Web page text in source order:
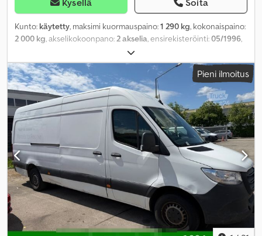
Kunto: käytetty, maksimi kuormauspaino:1 290 kg, kokonaispaino:
2 000 kg, akselikokoonpano:2 akselia, ensirekisteröinti:05/1996,
11/2026, kuormatilan pituus:
lastitilan leveys:1 650 mm, kuormatilan korkeus:2 250 mm,
kokonaisleveys:2 200 mm , kokonaiskorkeus: 2 750 mm,
Valmistusvuosi:1996, Varusteet:takalaitanostin
Pieni ilmoitus